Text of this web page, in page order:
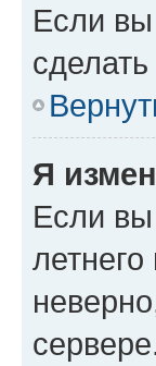
Если
Я
Если